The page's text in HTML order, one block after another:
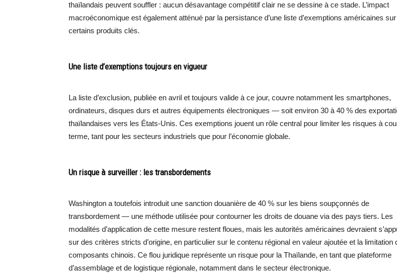
thaïlandais peuvent souffler : aucun désavantage compétitif clair ne se dessine à ce stade. L’impact
macroéconomique est également atténué par la persistance d’une liste d’exemptions américaines sur
certains produits clés.
Une liste d’exemptions toujours en vigueur
La liste d’exclusion, publiée en avril et toujours valide à ce jour, couvre notamment les smartphones,
ordinateurs, disques durs et autres équipements électroniques — soit environ 30 à 40 % des
thaïlandaises vers les États-Unis. Ces exemptions jouent un rôle central pour limiter les risques à
terme, tant pour les secteurs industriels que pour l’économie globale.
Un risque à surveiller : les transbordements
Washington a toutefois introduit une sanction douanière de 40 % sur les biens soupçonnés de
transbordement — une méthode utilisée pour contourner les droits de douane via des pays tiers. Les
modalités d’application de cette mesure restent floues, mais les autorités américaines devraient
sur des critères stricts d’origine, en particulier sur le contenu régional en valeur ajoutée et la limitation
composants chinois. Ce flou juridique représente un risque pour la Thaïlande, en tant que plateforme
d’assemblage et de logistique régionale, notamment dans le secteur électronique.